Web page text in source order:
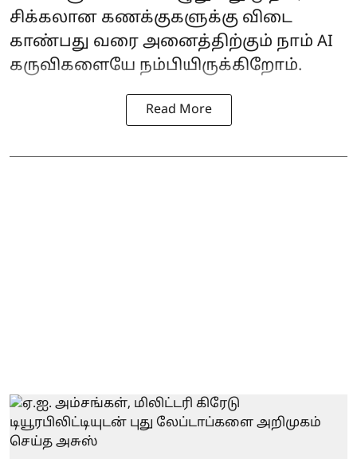
சிக்கலான கணக்குகளுக்கு விடை
காண்பது வரை அனைத்திற்கும் நாம் AI
கருவிகளையே நம்பியிருக்கிறோம்.
Read More